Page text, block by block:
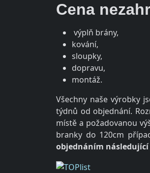
Cena
výplň brány,
kování,
sloupky,
dopravu,
montáž.
Všechny naše výrobky
týdnů od objednání.
místě a požadovanou
branky do 120cm
objednáním